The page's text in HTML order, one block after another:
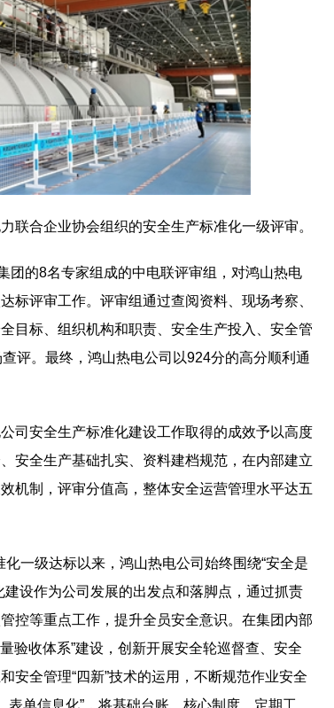
联合企业协会组织的安全生产标准化一级评审。
团的8名专家组成的中电联评审组，对鸿山热电
标评审工作。评审组通过查阅资料、现场考察、
目标、组织机构和职责、安全生产投入、安全管
评。最终，鸿山热电公司以924分的高分顺利通
司安全生产标准化建设工作取得的成效予以高度
安全生产基础扎实、资料建档规范，在内部建立
机制，评审分值高，整体安全运营管理水平达五
一级达标以来，鸿山热电公司始终围绕“安全是
设作为公司发展的出发点和落脚点，通过抓责
控等重点工作，提升全员安全意识。在集团内部
验收体系”建设，创新开展安全轮巡督查、安全
安全管理“四新”技术的运用，不断规范作业安全
表单信息化”，将基础台账、核心制度、定期工